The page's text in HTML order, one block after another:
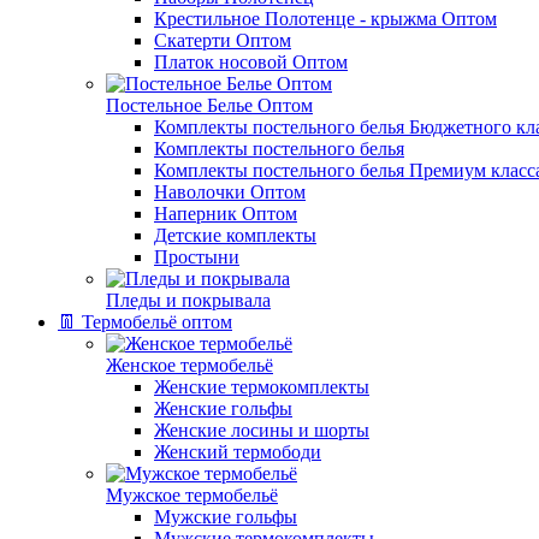
Крестильное Полотенце - крыжма Оптом
Скатерти Оптом
Платок носовой Оптом
Постельное Белье Оптом
Комплекты постельного белья Бюджетного
Комплекты постельного белья
Комплекты постельного белья Премиум
Наволочки Оптом
Наперник Оптом
Детские комплекты
Простыни
Пледы и покрывала
👖 Термобельё оптом
Женское термобельё
Женские термокомплекты
Женские гольфы
Женские лосины и шорты
Женский термободи
Мужское термобельё
Мужские гольфы